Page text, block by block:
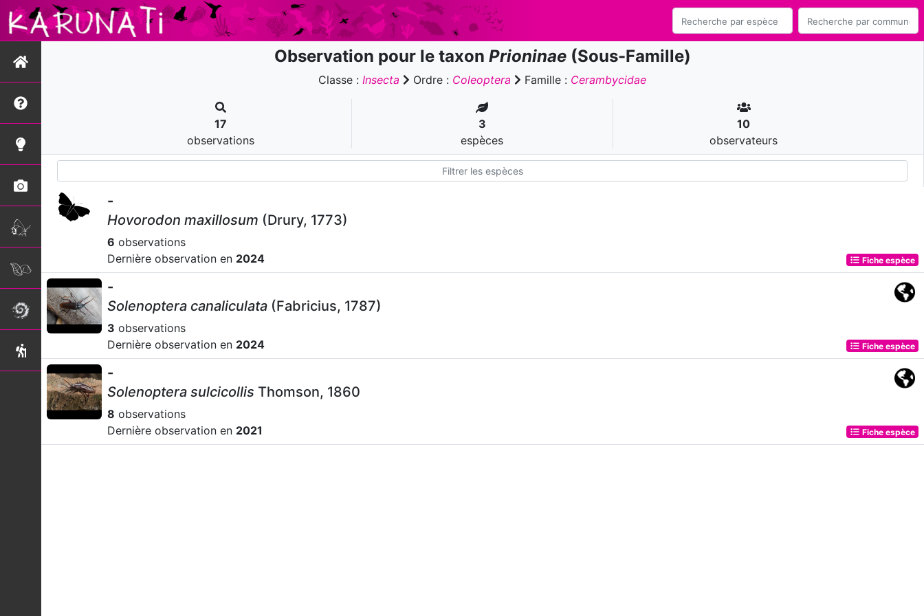
Observation pour le taxon Prioninae(Sous-Famille)
Classe : Insecta Ordre : Coleoptera Famille : Cerambycidae
17
observations
3
espèces
10
observateurs
-
Hovorodon maxillosum (Drury, 1773)
6 observations
Dernière observation en 2024 Fiche espèce
-
Solenoptera canaliculata (Fabricius, 1787)
3 observations
Dernière observation en 2024 Fiche espèce
-
Solenoptera sulcicollis Thomson, 1860
8 observations
Dernière observation en 2021 Fiche espèce